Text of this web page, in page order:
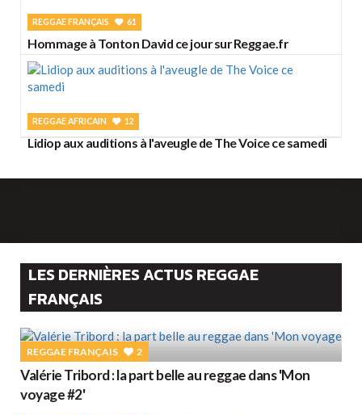
REGGAE FRANÇAIS 61
Hommage à Tonton David ce jour sur Reggae.fr
REGGAE AFRICAIN 12
Lidiop aux auditions à l'aveugle de The Voice ce samedi
LES DERNIÈRES ACTUS REGGAE
FRANÇAIS
REGGAE FRANÇAIS 2
Valérie Tribord : la part belle au reggae dans 'Mon
voyage #2'